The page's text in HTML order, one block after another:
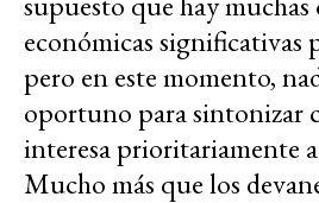
económicas significativas
pero en este momento,
oportuno para sintonizar
interesa prioritariamente
Mucho más que los